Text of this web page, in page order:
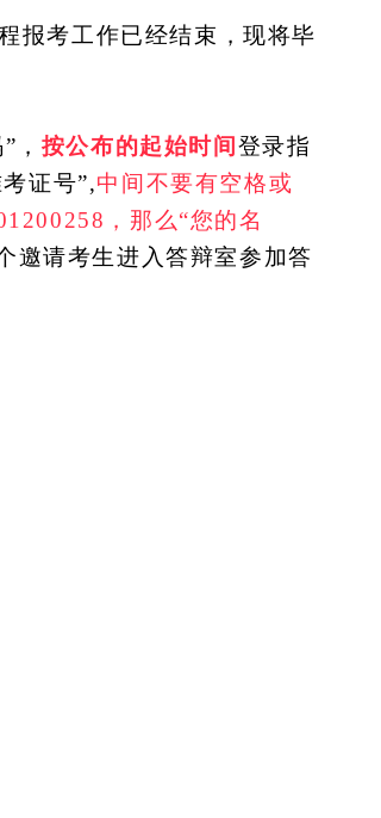
报考工作已经结束，现将毕
， 按公布的起始时间 登录指
证号”,中间不要有空格或
，那么“您的名
邀请考生进入答辩室参加答